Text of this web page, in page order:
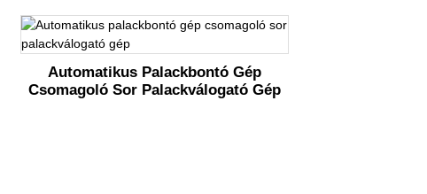
Automatikus Palackbontó Gép
Csomagoló Sor Palackválogató Gép